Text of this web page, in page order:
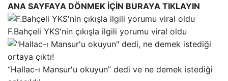
ANA SAYFAYA DÖNMEK İÇİN BURAYA TIKLAYIN
F.Bahçeli YKS'nin çıkışla ilgili yorumu viral oldu
“Hallac-ı Mansur'u okuyun” dedi ve ne demek istediği